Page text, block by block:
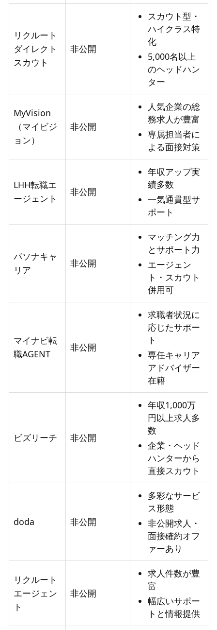
リクルート
ダイレクト
スカウト
非公開
スカウト型・
ハイクラス特
化
5,000名以上
のヘッドハン
ター
MyVision
（マイビジ
ョン）
非公開
人気企業の総
務求人が豊富
専属担当者に
よる面接対策
LHH転職エ
ージェント
非公開
年収アップ実
績多数
一気通貫型サ
ポート
パソナキャ
リア
非公開
マッチング力
とサポート力
エージェン
ト・スカウト
併用可
マイナビ転
職AGENT
非公開
求職者状況に
応じたサポー
ト
専任キャリア
アドバイザー
在籍
ビズリーチ 非公開
年収1,000万
円以上求人多
数
企業・ヘッド
ハンターから
直接スカウト
doda 非公開
多彩なサービ
ス形態
非公開求人・
面接確約オフ
ァーあり
リクルート
エージェン
ト
非公開
求人件数が豊
富
幅広いサポー
トと情報提供